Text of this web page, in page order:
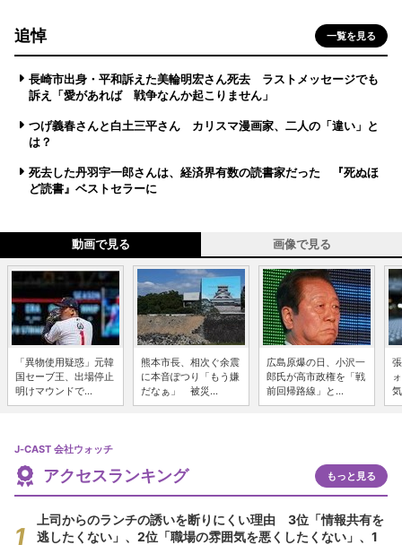
追悼 一覧を見る
長崎市出身・平和訴えた美輪明宏さん死去 ラストメッセージでも
訴え「愛があれば 戦争なんか起こりません」
つげ義春さんと白土三平さん カリスマ漫画家、二人の「違い」と
は？
死去した丹羽宇一郎さんは、経済界有数の読書家だった 『死ぬほ
ど読書』ベストセラーに
動画で見る 画像で見る
「異物使用疑惑」元韓
国セーブ王、出場停止
明けマウンドで...
熊本市長、相次ぐ余震
に本音ぽつり「もう嫌
だなぁ」 被災...
広島原爆の日、小沢一
郎氏が高市政権を「戦
前回帰路線」と...
J-CAST 会社ウォッチ
アクセスランキング もっと見る
上司からのランチの誘いを断りにくい理由 3位「情報共有を
逃したくない」、2位「職場の雰囲気を悪くしたくない」、1